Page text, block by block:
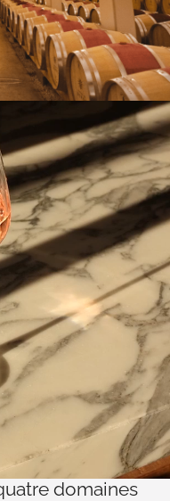
jusqu'au contenu
domaines